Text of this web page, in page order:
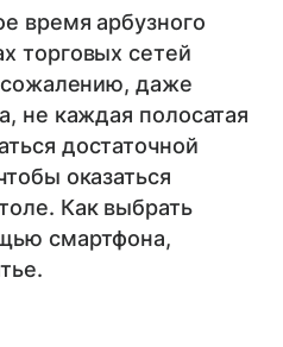
время арбузного
торговых сетей
сожалению, даже
не каждая полосатая
достаточной
оказаться
Как выбрать
смартфона,